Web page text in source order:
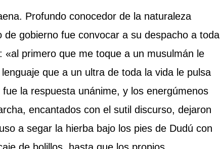
Profundo conocedor de la naturaleza
gobierno fue convocar a su despacho a toda
primero que me toque a un musulmán le
que a un ultra de toda la vida le pulsa
la respuesta unánime, y los energúmenos
encantados con el sutil discurso, dejaron
a segar la hierba bajo los pies de Dudú con
de bolillos, hasta que los propios